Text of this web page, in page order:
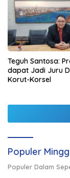
Teguh Santosa:
dapat Jadi Juru
Korut-Korsel
Populer
Populer Dalam